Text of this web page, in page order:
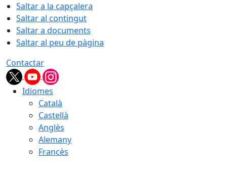
Saltar a la capçalera
Saltar al contingut
Saltar a documents
Saltar al peu de pàgina
Contactar
Idiomes
Català
Castellà
Anglès
Alemany
Francès